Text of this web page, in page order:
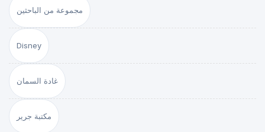
مجموعة من الباحثين
Disney
غادة السمان
مكتبة جرير